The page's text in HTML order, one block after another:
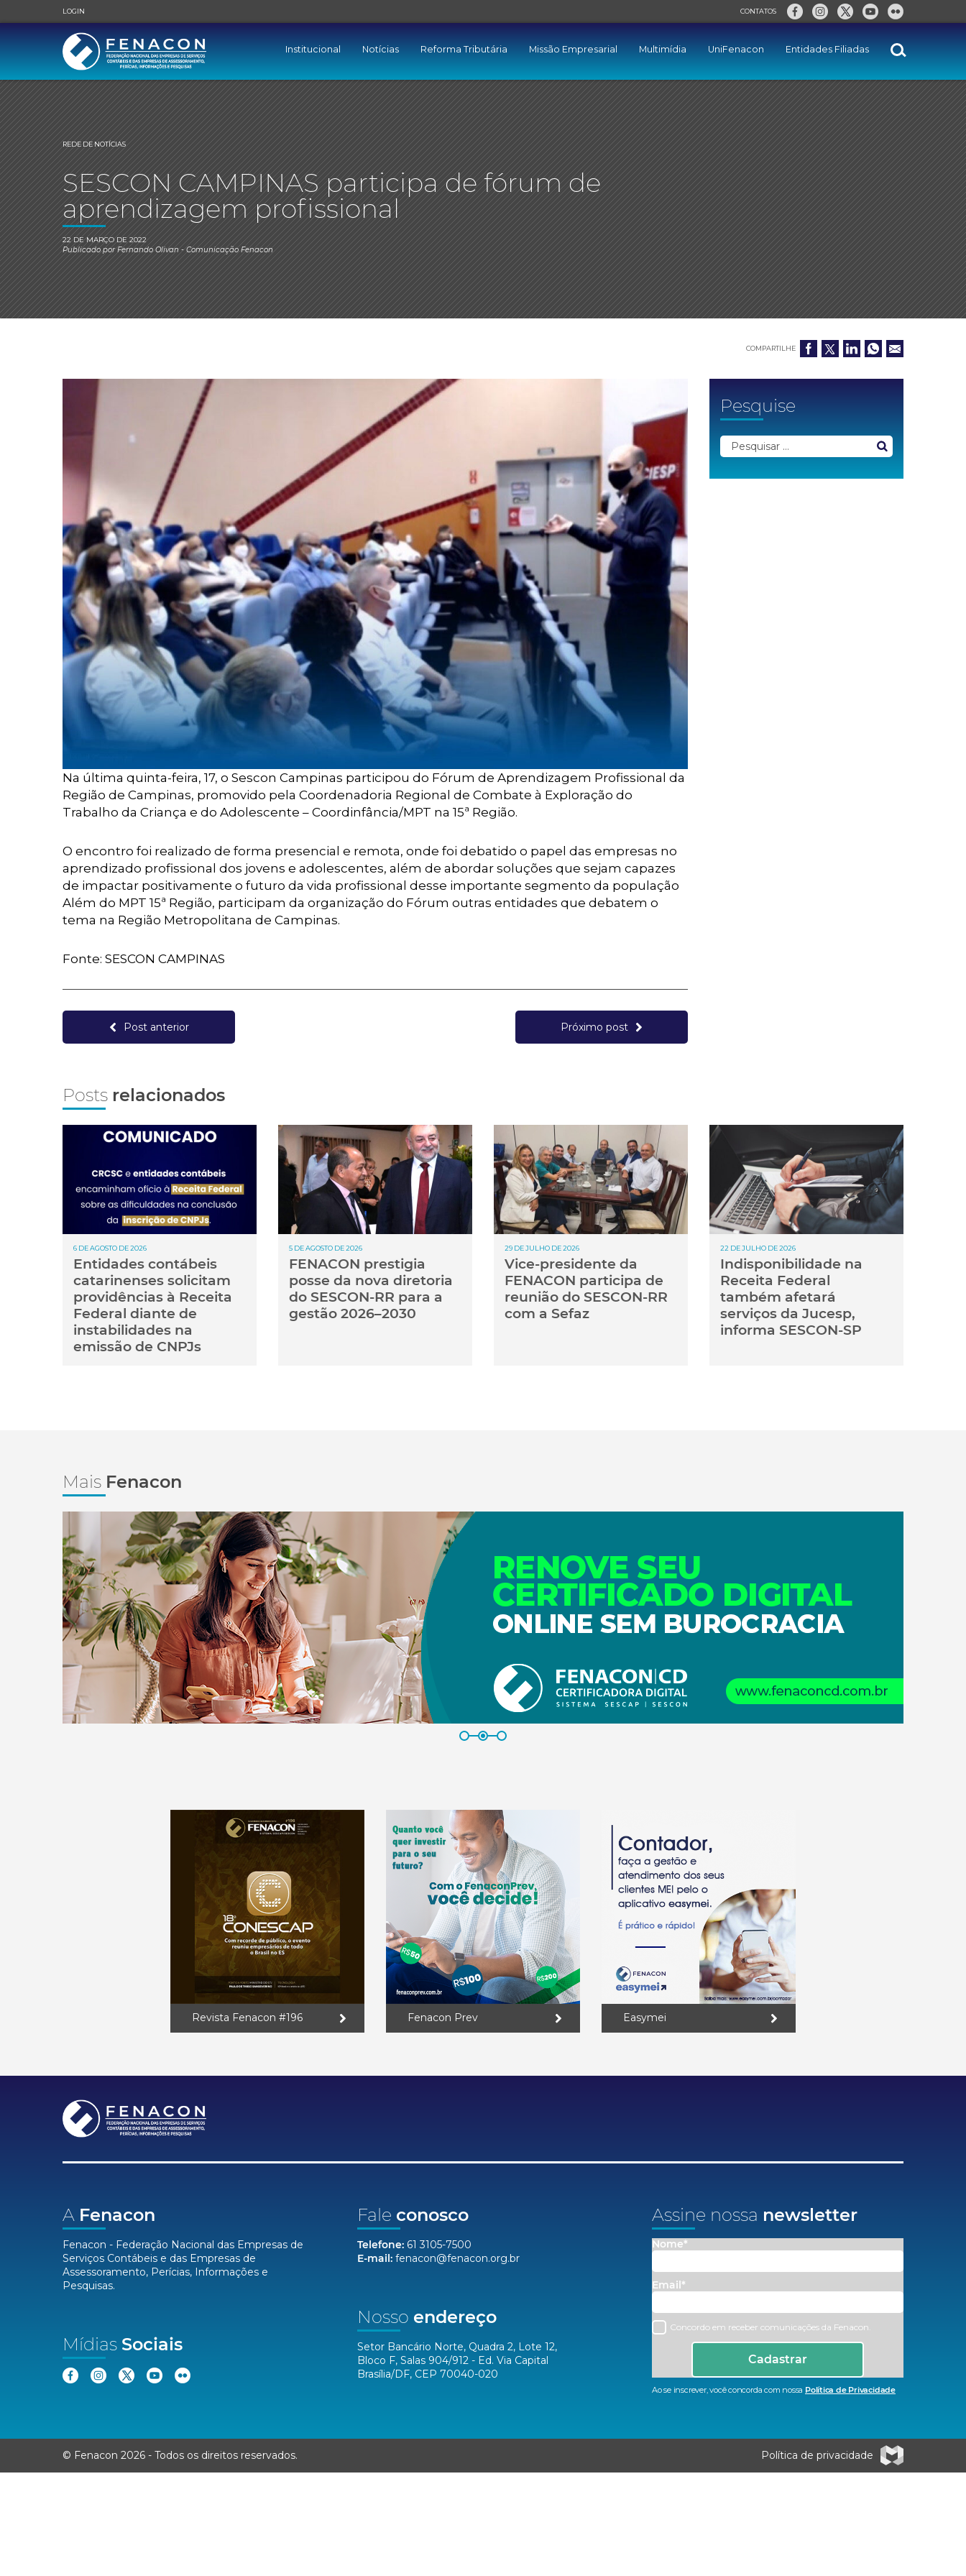
LOGIN CONTATOS
Institucional Notícias Reforma Tributária Missão Empresarial Multimídia UniFenacon Entidades Filiadas
REDE DE NOTÍCIAS
SESCON CAMPINAS participa de fórum de
aprendizagem profissional
22 DE MARÇO DE 2022
Publicado porFernando Olivan- Comunicação Fenacon
COMPARTILHE
Na última quinta-feira, 17, o Sescon Campinas participou do Fórum de Aprendizagem Profissional da
Região de Campinas, promovido pela Coordenadoria Regional de Combate à Exploração do
Trabalho da Criança e do Adolescente – Coordinfância/MPT na 15ª Região.
O encontro foi realizado de forma presencial e remota, onde foi debatido o papel das empresas no
aprendizado profissional dos jovens e adolescentes, além de abordar soluções que sejam capazes
de impactar positivamente o futuro da vida profissional desse importante segmento da população
Além do MPT 15ª Região, participam da organização do Fórum outras entidades que debatem o
tema na Região Metropolitana de Campinas.
Fonte: SESCON CAMPINAS
Post anterior Próximo post
Pesquise
Posts relacionados
6 DE AGOSTO DE 2026
Entidades contábeis
catarinenses solicitam
providências à Receita
Federal diante de
instabilidades na
emissão de CNPJs
5 DE AGOSTO DE 2026
FENACON prestigia
posse da nova diretoria
do SESCON-RR para a
gestão 2026–2030
29 DE JULHO DE 2026
Vice-presidente da
FENACON participa de
reunião do SESCON-RR
com a Sefaz
22 DE JULHO DE 2026
Indisponibilidade na
Receita Federal
também afetará
serviços da Jucesp,
informa SESCON-SP
Mais Fenacon
Revista Fenacon #196 Fenacon Prev Easymei
A Fenacon
Fenacon - Federação Nacional das Empresas de
Serviços Contábeis e das Empresas de
Assessoramento, Perícias, Informações e
Pesquisas.
Mídias Sociais
Fale conosco
Telefone: 61 3105-7500
E-mail: fenacon@fenacon.org.br
Nosso endereço
Setor Bancário Norte, Quadra 2, Lote 12,
Bloco F, Salas 904/912 - Ed. Via Capital
Brasília/DF, CEP 70040-020
Assine nossa newsletter
Nome*
Email*
Concordo em receber comunicações da Fenacon.
Cadastrar
Ao se inscrever, você concorda com nossa Política de Privacidade
© Fenacon 2026 - Todos os direitos reservados. Política de privacidade